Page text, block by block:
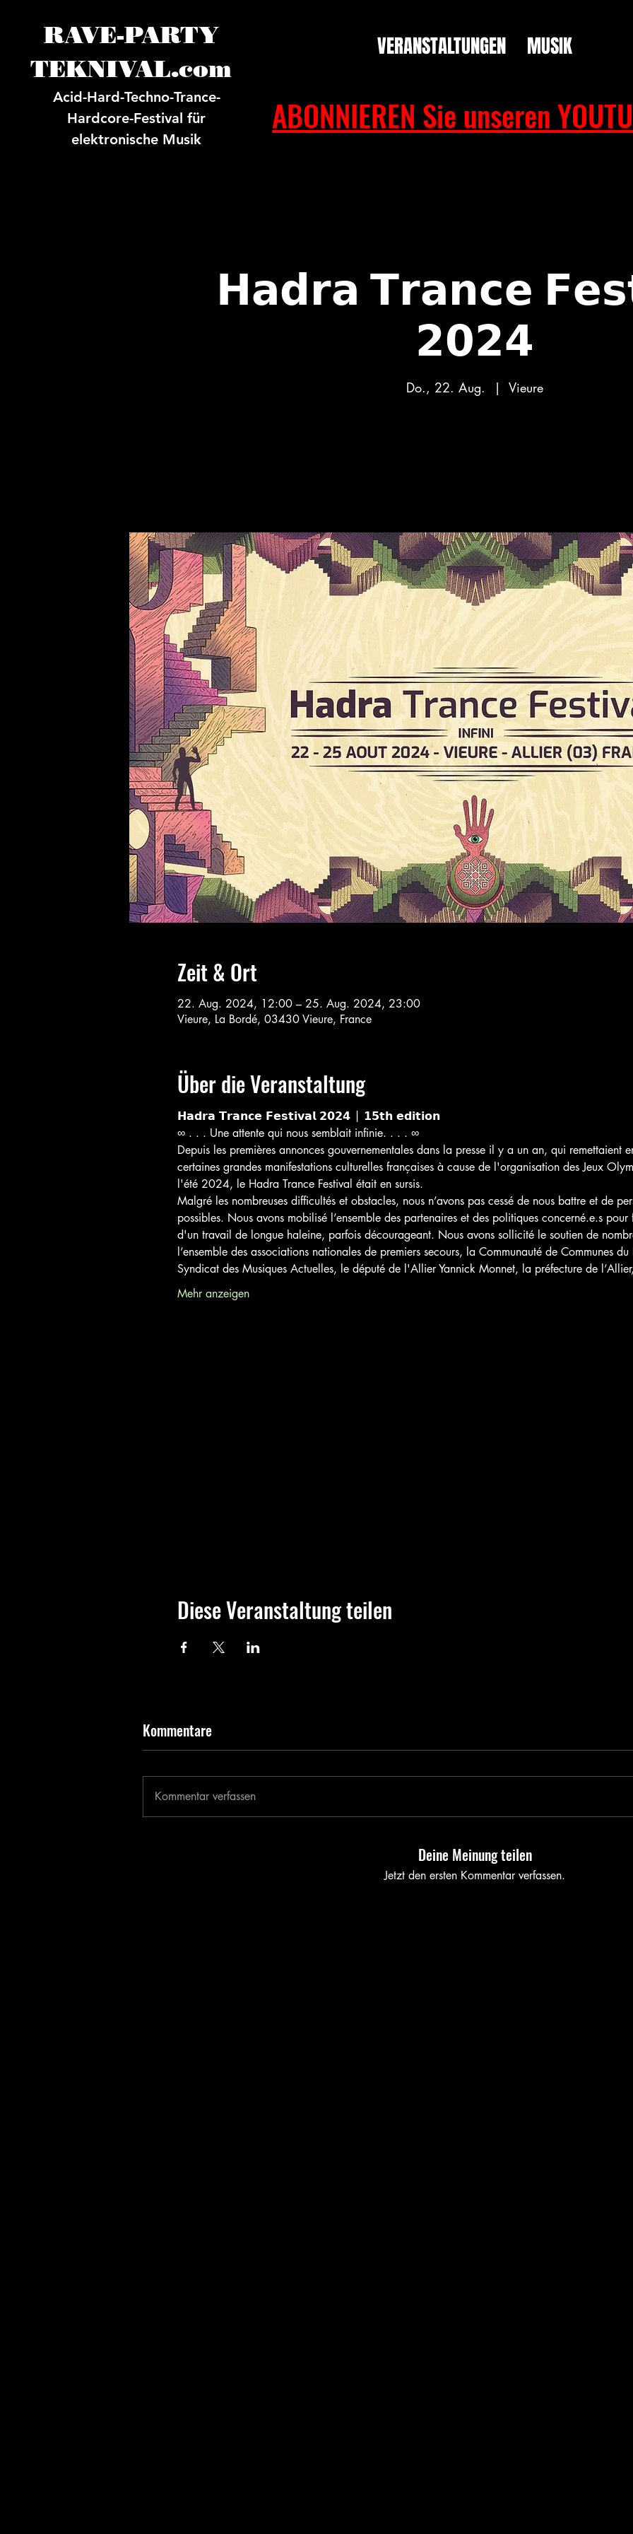
RAVE-PARTY
TEKNIVAL.com
Acid-Hard-Techno-Trance-
Hardcore-Festival für
elektronische Musik
ABONNIEREN Sie unseren
VERANSTALTUNGEN MUSIK
𝗛𝗮𝗱𝗿𝗮 𝗧𝗿𝗮𝗻𝗰𝗲
𝟮𝟬𝟮𝟰
Do., 22. Aug.
  |
Vieure
Zeit & Ort
22. Aug. 2024, 12:00 – 25. Aug. 2024, 23:00
Vieure, La Bordé, 03430 Vieure, France
Über die Veranstaltung
𝗛𝗮𝗱𝗿𝗮 𝗧𝗿𝗮𝗻𝗰𝗲 𝗙𝗲𝘀𝘁𝗶𝘃𝗮𝗹 𝟮𝟬𝟮𝟰 | 𝟭𝟱𝘁𝗵 𝗲𝗱𝗶𝘁𝗶𝗼𝗻
∞ . . . Une attente qui nous semblait infinie. . . . ∞
Depuis les premières annonces gouvernementales dans la presse il y a un an, qui remettaient
certaines grandes manifestations culturelles françaises à cause de l'organisation des Jeux
l'été 2024, le Hadra Trance Festival était en sursis.
Malgré les nombreuses difficultés et obstacles, nous n’avons pas cessé de nous battre et de
possibles. Nous avons mobilisé l’ensemble des partenaires et des politiques concerné.e.s
d'un travail de longue haleine, parfois décourageant. Nous avons sollicité le soutien de
l’ensemble des associations nationales de premiers secours, la Communauté de Communes
Syndicat des Musiques Actuelles, le député de l'Allier Yannick Monnet, la préfecture de
Mehr anzeigen
Diese Veranstaltung teilen
Kommentare
Kommentar verfassen
Deine Meinung teilen
Jetzt den ersten Kommentar verfassen.